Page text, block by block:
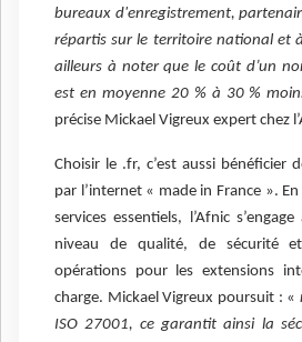
bureaux d'enregistrement,
répartis sur le territoire national et
ailleurs à noter que le coût d’un
est en moyenne 20 % à 30 %
précise Mickael Vigreux expert chez
Choisir le .fr, c’est aussi bénéficier
par l’internet « made in France ».
services essentiels, l’Afnic
niveau de qualité, de sécurité
opérations pour les extensions
charge. Mickael Vigreux poursuit : «
ISO 27001, ce garantit ainsi la